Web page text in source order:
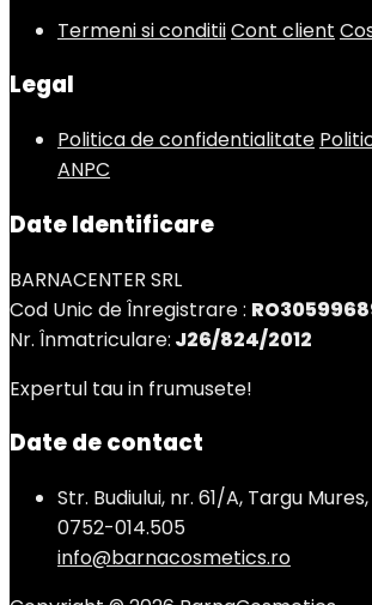
Termeni si conditiiCont client
Legal
Politica de confidentialitate
ANPC
Date Identificare
BARNACENTER SRL
Cod Unic de Înregistrare :
Nr. Înmatriculare: J26/824/2012
Expertul tau in frumusete!
Date de contact
Str. Budiului, nr. 61/A, Targu
0752-014.505
info@barnacosmetics.ro